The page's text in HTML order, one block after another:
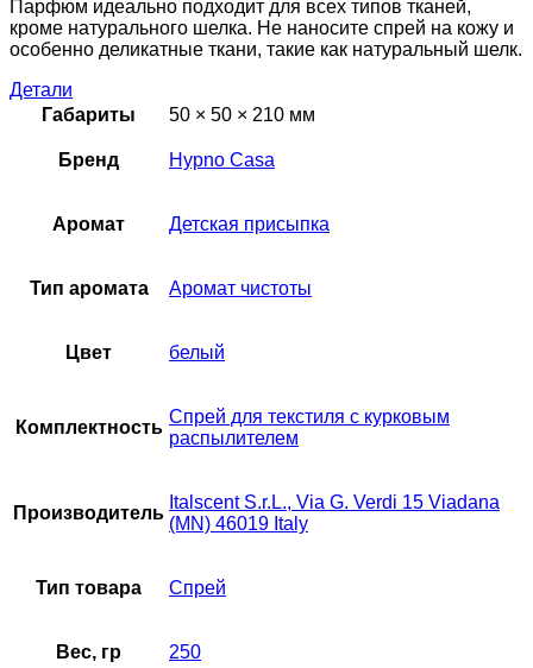
Парфюм идеально подходит для всех типов тканей,
кроме натурального шелка. Не наносите спрей на кожу и
особенно деликатные ткани, такие как натуральный шелк.
Детали
Габариты
50 × 50 × 210 мм
Бренд Hypno Casa
Аромат Детская присыпка
Тип аромата Аромат чистоты
Цвет белый
Комплектность
Спрей для текстиля с курковым
распылителем
Производитель
Italscent S.r.L., Via G. Verdi 15 Viadana
(MN) 46019 Italy
Тип товара Спрей
Вес, гр 250